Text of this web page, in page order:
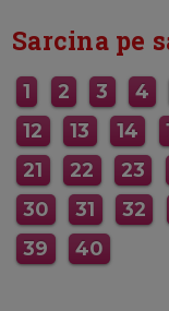
Sarcina pe
1 2 3 4
12
13 14
21
22 23
30
31 32
39
40